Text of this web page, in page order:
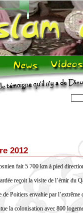
2012
fait 5 700 km à pied
reçoit la visite de l’émir du
de Poitiers envahie par l’extrême
la colonisation avec 800